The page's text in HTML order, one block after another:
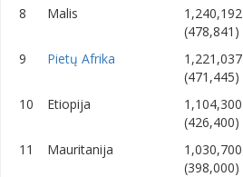
8 Malis
1,240,192
(478,841)
9 Pietų Afrika
1,221,037
(471,445)
10 Etiopija
1,104,300
(426,400)
11 Mauritanija
1,030,700
(398,000)